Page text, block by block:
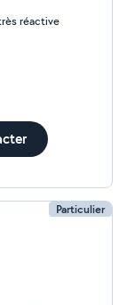
réactive
Particulier